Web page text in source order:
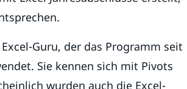
Guru, der das Programm seit
Sie kennen sich mit Pivots
wurden auch die Excel-